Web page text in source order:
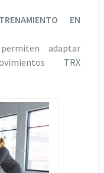
EN
adaptar
TRX